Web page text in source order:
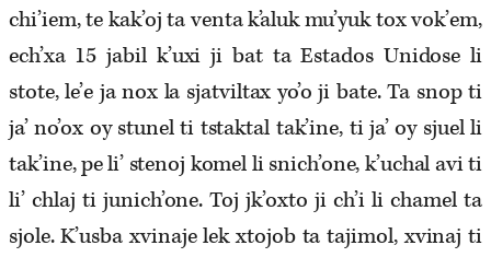
chi’iem, te kak’oj ta venta k’aluk mu’yuk tox vok’em,
ech’xa 15 jabil k’uxi ji bat ta Estados Unidose li
stote, le’e ja nox la sjatviltax yo’o ji bate. Ta snop ti
ja’ no’ox oy stunel ti tstaktal tak’ine, ti ja’ oy sjuel li
tak’ine, pe li’ stenoj komel li snich’one, k’uchal avi ti
li’ chlaj ti junich’one. Toj jk’oxto ji ch’i li chamel ta
sjole. K’usba xvinaje lek xtojob ta tajimol, xvinaj ti